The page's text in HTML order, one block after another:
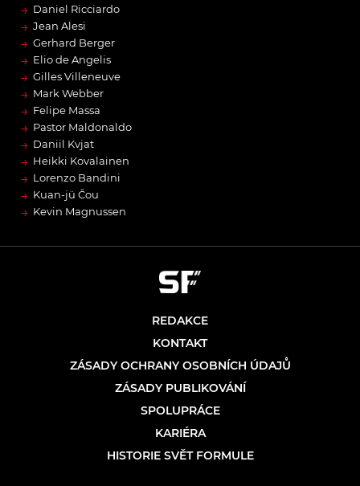
→ Daniel Ricciardo
→ Jean Alesi
→ Gerhard Berger
→ Elio de Angelis
→ Gilles Villeneuve
→ Mark Webber
→ Felipe Massa
→ Pastor Maldonaldo
→ Daniil Kvjat
→ Heikki Kovalainen
→ Lorenzo Bandini
→ Kuan-jü Čou
→ Kevin Magnussen
REDAKCE
KONTAKT
ZÁSADY OCHRANY OSOBNÍCH ÚDAJŮ
ZÁSADY PUBLIKOVÁNÍ
SPOLUPRÁCE
KARIÉRA
HISTORIE SVĚT FORMULE